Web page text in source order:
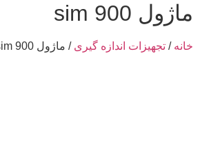
ماژول sim 900
خانه / تجهیزات اندازه گیری / ماژول sim 900